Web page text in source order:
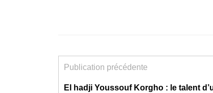
Publication précédente
El hadji Youssouf Korgho : le talent